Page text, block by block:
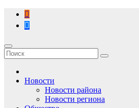
Перейти
содержимому
Новости
Новости района
Новости региона